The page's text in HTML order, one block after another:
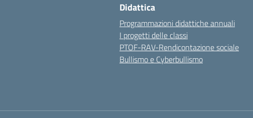
Didattica
Programmazioni didattiche annuali
I progetti delle classi
PTOF-RAV-Rendicontazione sociale
Bullismo e Cyberbullismo